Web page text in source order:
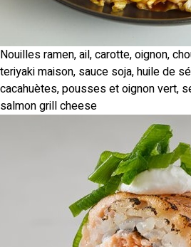
Nouilles ramen, ail, carotte, oignon,
teriyaki maison, sauce soja, huile de
cacahuètes, pousses et oignon vert,
salmon grill cheese